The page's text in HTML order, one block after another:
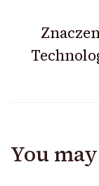
You